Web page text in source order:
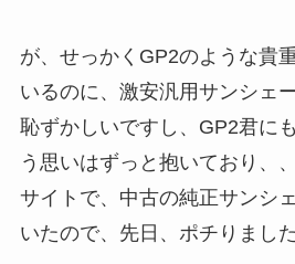
が、せっかくGP2のような貴
いるのに、激安汎用サンシェ
恥ずかしいですし、GP2君に
う思いはずっと抱いており、
サイトで、中古の純正サンシ
いたので、先日、ポチりました